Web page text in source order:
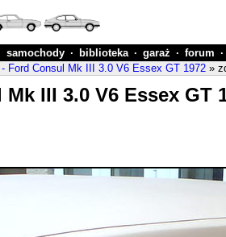
samochody · biblioteka · garaż · forum ·
Ford Consul Mk III 3.0 V6 Essex GT 1972 »
III 3.0 V6 Essex GT